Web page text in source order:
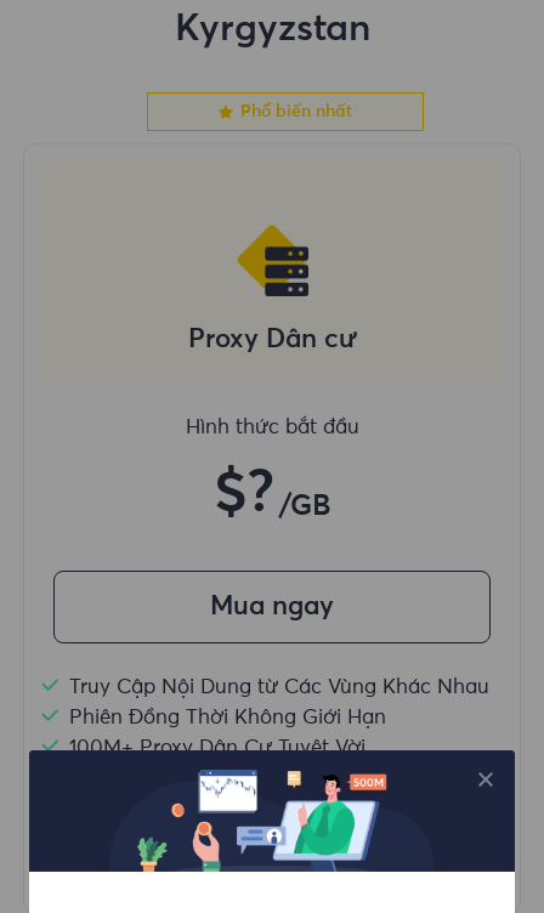
Kyrgyzstan
Phổ biến nhất
Proxy Dân cư
Hình thức bắt đầu
$? /GB
Mua ngay
Truy Cập Nội Dung từ Các Vùng Khác Nhau
Phiên Đồng Thời Không Giới Hạn
100M+ Proxy Dân Cư Tuyệt Vời
Quay Proxy Tự Động
HTTP(S)/SOCKS5
Tìm hiểu thêm